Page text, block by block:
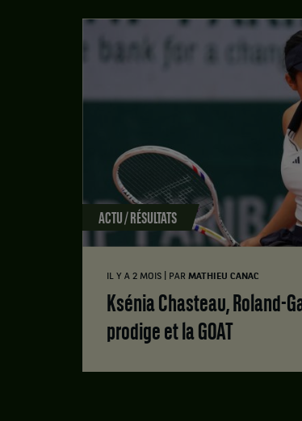
ACTU / RÉSULTATS
IL Y A 2 MOIS PAR MATHIEU CANAC
Ksénia Chasteau, Roland-Garros 2026, l'histoire finale : la
prodige et la GOAT